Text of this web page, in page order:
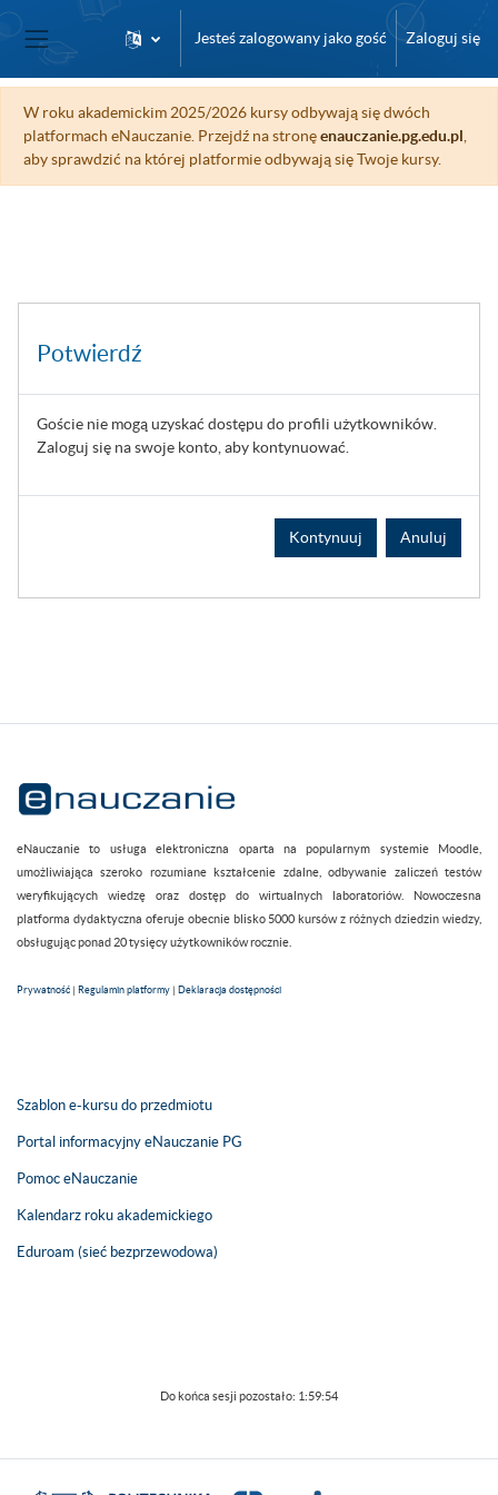
Przejdź do głównej zawartości
Panel boczny
Jesteś zalogowany jako gość Zaloguj się
W roku akademickim 2025/2026 kursy odbywają się dwóch
platformach eNauczanie. Przejdź na stronęenauczanie.pg.edu.pl
aby sprawdzić na której platformie odbywają się Twoje kursy.
Potwierdź
Goście nie mogą uzyskać dostępu do profili użytkowników.
Zaloguj się na swoje konto, aby kontynuować.
Kontynuuj Anuluj
eNauczanie to usługa elektroniczna oparta na popularnym systemie Moodle,
umożliwiająca szeroko rozumiane kształcenie zdalne, odbywanie zaliczeń testów
weryfikujących wiedzę oraz dostęp do wirtualnych laboratoriów. Nowoczesna
platforma dydaktyczna oferuje obecnie blisko 5000 kursów z różnych dziedzin wiedzy,
obsługując ponad 20 tysięcy użytkowników rocznie.
Prywatność | Regulamin platformy | Deklaracja dostępności
Szablon e-kursu do przedmiotu
Portal informacyjny eNauczanie PG
Pomoc eNauczanie
Kalendarz roku akademickiego
Eduroam (sieć bezprzewodowa)
Do końca sesji pozostało: 1:59:54